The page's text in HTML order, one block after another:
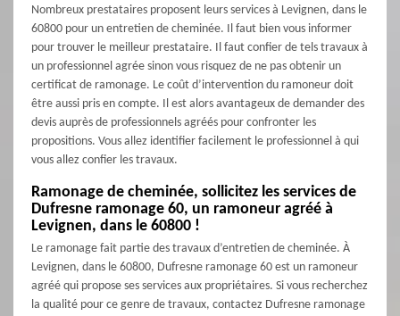
Nombreux prestataires proposent leurs services à Levignen, dans le
60800 pour un entretien de cheminée. Il faut bien vous informer
pour trouver le meilleur prestataire. Il faut confier de tels travaux à
un professionnel agrée sinon vous risquez de ne pas obtenir un
certificat de ramonage. Le coût d’intervention du ramoneur doit
être aussi pris en compte. Il est alors avantageux de demander des
devis auprès de professionnels agréés pour confronter les
propositions. Vous allez identifier facilement le professionnel à qui
vous allez confier les travaux.
Ramonage de cheminée, sollicitez les services de
Dufresne ramonage 60, un ramoneur agréé à
Levignen, dans le 60800 !
Le ramonage fait partie des travaux d’entretien de cheminée. À
Levignen, dans le 60800, Dufresne ramonage 60 est un ramoneur
agréé qui propose ses services aux propriétaires. Si vous recherchez
la qualité pour ce genre de travaux, contactez Dufresne ramonage